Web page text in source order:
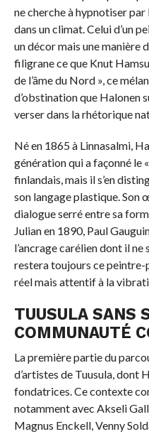
ne cherche à hypnotiser
dans un climat. Celui d’un
un décor mais une manière
filigrane ce que Knut
de l’âme du Nord », ce
d’obstination que Halonen
verser dans la rhétorique
Né en 1865 à Linnasalmi,
génération qui a façonné le
finlandais, mais il s’en
son langage plastique. Son
dialogue serré entre sa
Julian en 1890, Paul
l’ancrage carélien dont il ne
restera toujours ce peintre-
réel mais attentif à la
TUUSULA SANS
COMMUNAUTÉ
La première partie du
d’artistes de Tuusula, dont
fondatrices. Ce contexte
notamment avec Akseli
Magnus Enckell, Venny